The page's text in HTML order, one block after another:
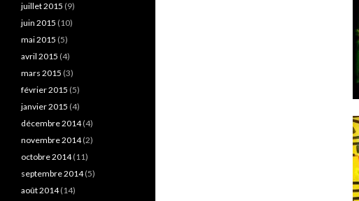
juillet 2015 (9)
juin 2015 (10)
mai 2015 (5)
avril 2015 (4)
mars 2015 (3)
février 2015 (5)
janvier 2015 (4)
décembre 2014(4)
novembre 2014(2)
octobre 2014(11)
septembre 2014(5)
août 2014(14)